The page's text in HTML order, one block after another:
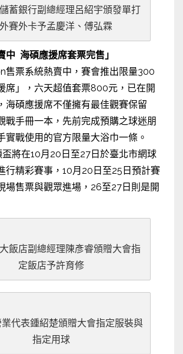
蓄銀行副總經理呂紹宇頒發單打
賽外卡予孟慶洋、傅弘霖
中 海碩應援席套票完售」
售票系統熱賣中，賽會推出限量300
席」，六天超值套票800元，已在開
海碩應援席不僅擁有最佳觀賽保留
戰手冊一本，先前完成預購之球迷朋
實戰使用的官方限量大浴巾一條。
將在10月20日至27日於臺北市網球
行精彩賽事，10月20日至25日預計賽
場售票與觀眾進場，26至27日則是開
飯店副總經理陳彥睿頒贈大會指
定飯店予許育修
代表鍾紹楚頒贈大會指定服裝與
指定用球